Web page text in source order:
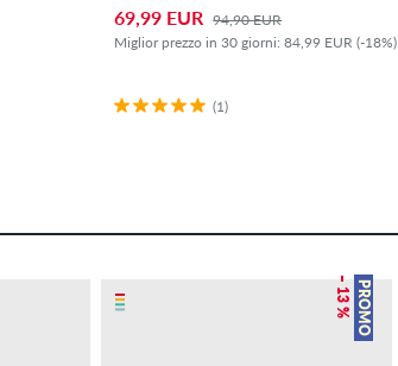
69,99 EUR 94,90 EUR
Miglior prezzo in 30 giorni: 84,99 EUR (-18%)
(1)
PROMO
– 13 %